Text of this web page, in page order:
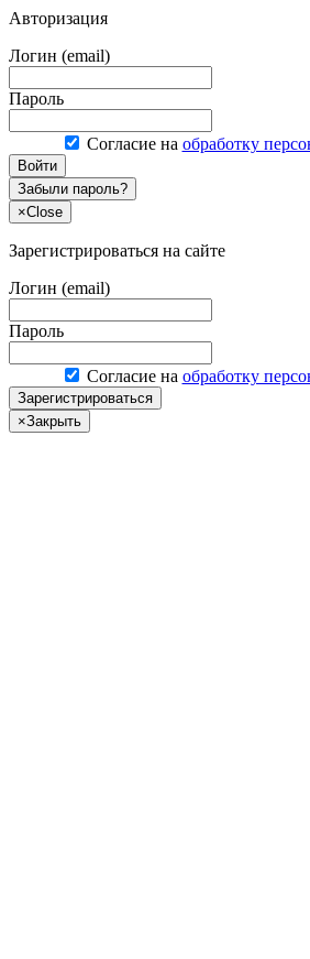
Авторизация
Логин (email)
Пароль
Согласие на обработку
Войти
Забыли пароль?
×Close
Зарегистрироваться на сайте
Логин (email)
Пароль
Согласие на обработку
Зарегистрироваться
×Закрыть